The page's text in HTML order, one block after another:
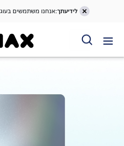
דלג אל תפריט ניווט
דלג אל תוכן ראשי
דלג אל תחתית העמוד
לידיעתך:אנחנו משתמשים